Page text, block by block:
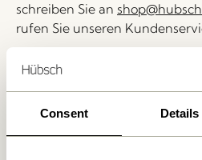
Consent Details
schreiben Sie an
rufen Sie unseren
Lieferung 1-4 Werktage
30 Tage Rückgaberecht
Kostenlose Lieferung über499